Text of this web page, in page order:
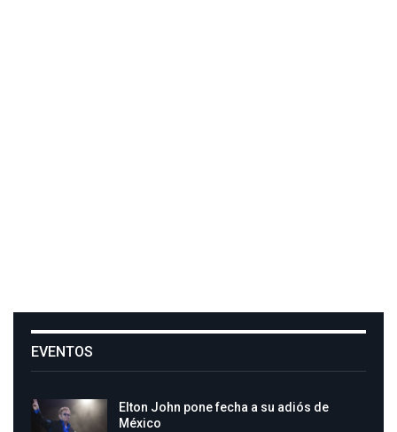
EVENTOS
Elton John pone fecha a su adiós de
México